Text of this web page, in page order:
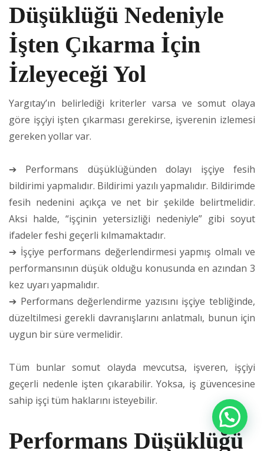
Düşüklüğü Nedeniyle
İşten Çıkarma İçin
İzleyeceği Yol
Yargıtay’ın belirlediği kriterler varsa ve somut olaya
göre işçiyi işten çıkarması gerekirse, işverenin izlemesi
gereken yollar var.
➔ Performans düşüklüğünden dolayı işçiye fesih
bildirimi yapmalıdır. Bildirimi yazılı yapmalıdır. Bildirimde
fesih nedenini açıkça ve net bir şekilde belirtmelidir.
Aksi halde, “işçinin yetersizliği nedeniyle” gibi soyut
ifadeler feshi geçerli kılmamaktadır.
➔ İşçiye performans değerlendirmesi yapmış olmalı ve
performansının düşük olduğu konusunda en azından 3
kez uyarı yapmalıdır.
➔ Performans değerlendirme yazısını işçiye tebliğinde,
düzeltilmesi gerekli davranışlarını anlatmalı, bunun için
uygun bir süre vermelidir.
Tüm bunlar somut olayda mevcutsa, işveren, işçiyi
geçerli nedenle işten çıkarabilir. Yoksa, iş güvencesine
sahip işçi tüm haklarını isteyebilir.
Performans Düşüklüğü